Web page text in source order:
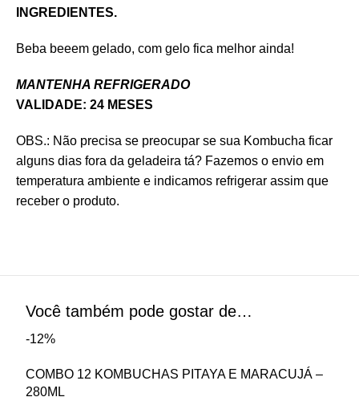
INGREDIENTES.
Beba beeem gelado, com gelo fica melhor ainda!
MANTENHA REFRIGERADO
VALIDADE: 24 MESES
OBS.: Não precisa se preocupar se sua Kombucha ficar
alguns dias fora da geladeira tá? Fazemos o envio em
temperatura ambiente e indicamos refrigerar assim que
receber o produto.
Você também pode gostar de…
-12%
COMBO 12 KOMBUCHAS PITAYA E MARACUJÁ –
280ML